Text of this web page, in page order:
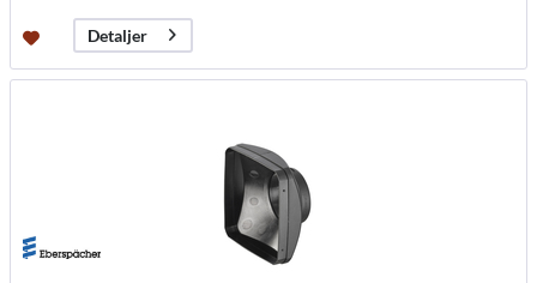
Detaljer